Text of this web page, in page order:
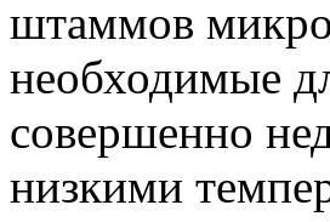
штаммов
необходимые
совершенно
низкими